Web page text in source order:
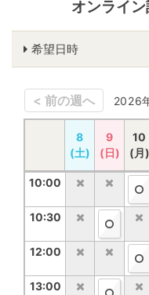
オンライ
希望日時
2026
8
(土)
9
(日)
10
(月)
10:00
10:30
12:00
13:00
2026
15
(土)
16
(日)
17
(月)
10:00
10:30
12:00
13:00